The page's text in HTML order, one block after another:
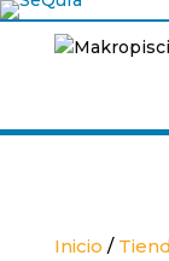
Inicio /